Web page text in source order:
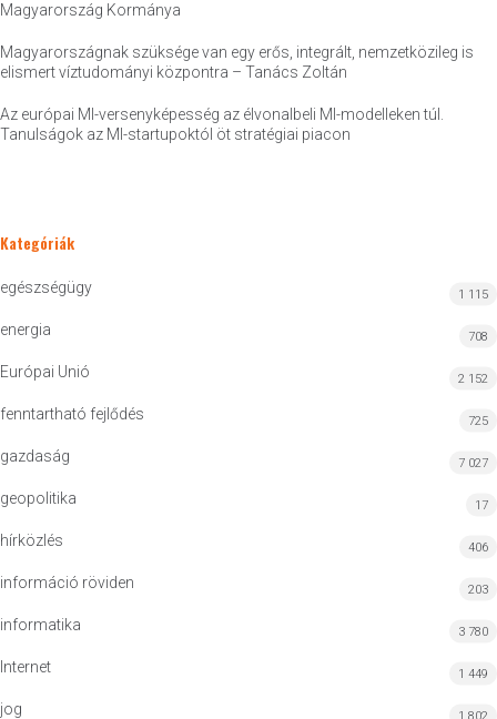
Magyarország Kormánya
Magyarországnak szüksége van egy erős, integrált, nemzetközileg is
elismert víztudományi központra – Tanács Zoltán
Az európai MI-versenyképesség az élvonalbeli MI-modelleken túl.
Tanulságok az MI-startupoktól öt stratégiai piacon
Kategóriák
egészségügy 1 115
energia 708
Európai Unió 2 152
fenntartható fejlődés 725
gazdaság 7 027
geopolitika 17
hírközlés 406
információ röviden 203
informatika 3 780
Internet 1 449
jog 1 802